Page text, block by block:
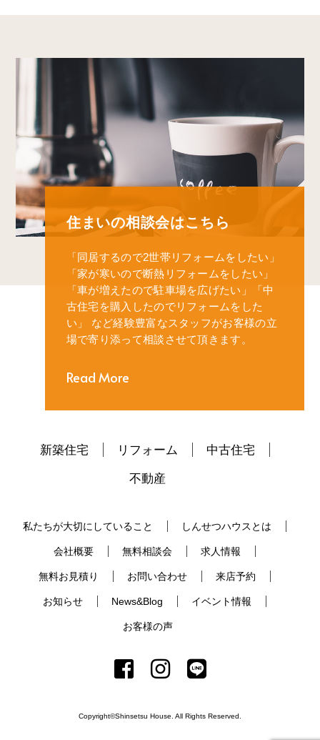
住まいの相談会はこちら
「同居するので2世帯リフォームをしたい」
「家が寒いので断熱リフォームをしたい」
「車が増えたので駐車場を広げたい」
「中
古住宅を購入したのでリフォームをした
い」
など経験豊富なスタッフがお客様の立
場で寄り添って相談させて頂きます。
Read More
新築住宅 リフォーム
中古住宅
不動産
私たちが大切にしていること しんせつハウスとは
会社概要 無料相談会 求人情報
無料お見積り お問い合わせ 来店予約
お知らせ News&Blog イベント情報
お客様の声
Copyright©Shinsetsu House. All Rights Reserved.